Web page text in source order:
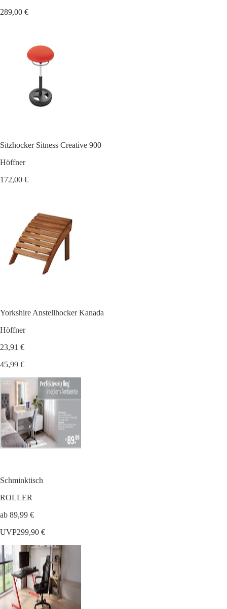
289,00 €
Sitzhocker Sitness Creative 900
Höffner
172,00 €
Yorkshire Anstellhocker Kanada
Höffner
23,91 €
45,99 €
Schminktisch
ROLLER
ab 89,99 €
UVP299,90 €